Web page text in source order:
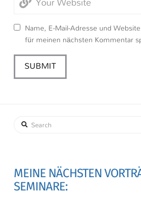
Name, E-Mail-Adresse und
für meinen nächsten Kommentar
Search
MEINE NÄCHSTEN
SEMINARE: